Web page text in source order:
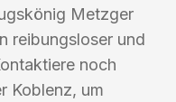
Metzger
reibungsloser und
noch
Koblenz, um